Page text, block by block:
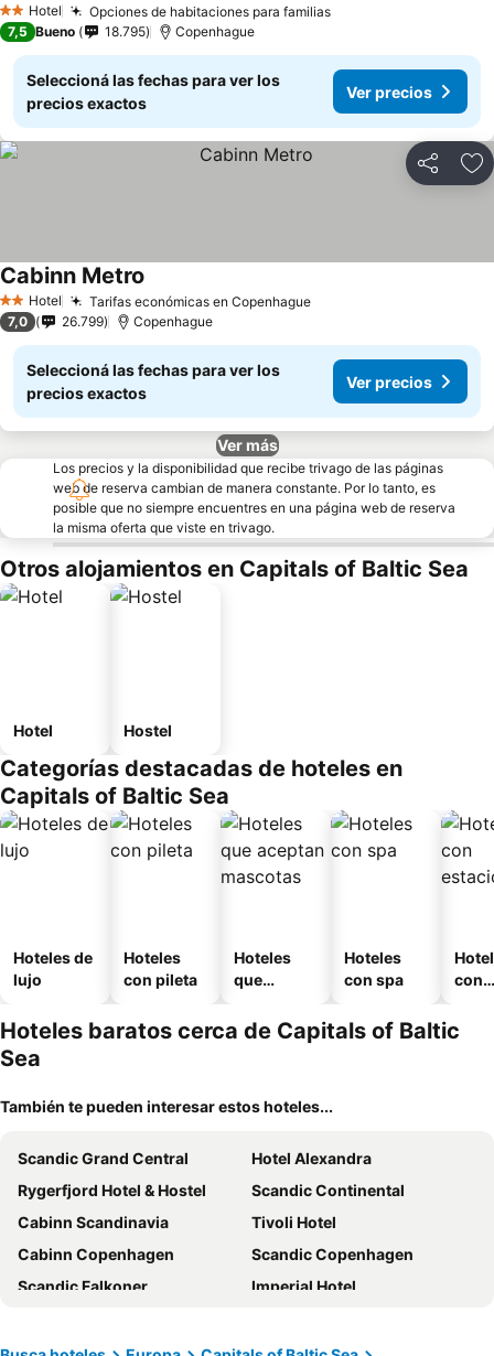
2 Estrellas
Hotel Opciones de habitaciones para familias
7,5 Bueno 18.795 Copenhague
Seleccioná las fechas para ver los
precios exactos
Ver precios
Compartir
2 Estrellas
Hotel Tarifas económicas en Copenhague
Cabinn Metro
7,0 26.799 Copenhague
Seleccioná las fechas para ver los
precios exactos
Ver precios
Ver más
Los precios y la disponibilidad que recibe trivago de las páginas
web de reserva cambian de manera constante. Por lo tanto, es
posible que no siempre encuentres en una página web de reserva
la misma oferta que viste en trivago.
Otros alojamientos en Capitals of Baltic Sea
Hotel Hostel
Categorías destacadas de hoteles en
Capitals of Baltic Sea
Hoteles de
lujo
Hoteles
con pileta
Hoteles
que
mascotas
Hoteles
con spa
con
Hoteles baratos cerca de Capitals of Baltic
Sea
También te pueden interesar estos hoteles...
Scandic Grand Central
Hotel Alexandra
Rygerfjord Hotel & Hostel
Scandic Continental
Cabinn Scandinavia
Tivoli Hotel
Cabinn Copenhagen
Scandic Copenhagen
Scandic Falkoner
Imperial Hotel
Scandic Malmen
Hotel Diplomat